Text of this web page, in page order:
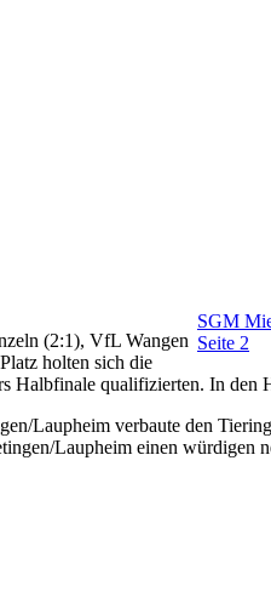
SGM
Seite 2
(2:1), VfL Wangen
holten sich die
qualifizierten. In den
Laupheim verbaute den
Laupheim einen würdigen